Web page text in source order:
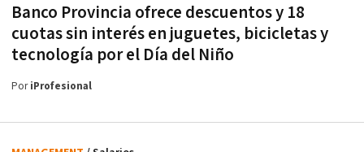
Banco Provincia ofrece descuentos y 18
cuotas sin interés en juguetes, bicicletas y
tecnología por el Día del Niño
PoriProfesional